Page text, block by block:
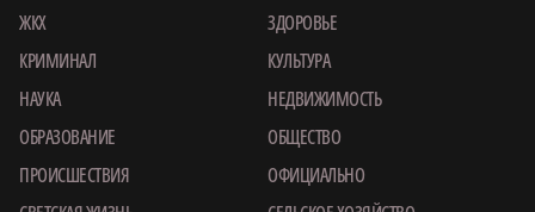
ЖКХ
ЗДОРОВЬЕ
КРИМИНАЛ
КУЛЬТУРА
НАУКА
НЕДВИЖИМОСТЬ
ОБРАЗОВАНИЕ
ОБЩЕСТВО
ПРОИСШЕСТВИЯ
ОФИЦИАЛЬНО